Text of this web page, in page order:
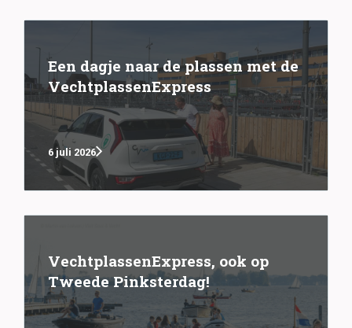
Een dagje naar de plassen met de
VechtplassenExpress
6 juli 2026
VechtplassenExpress, ook op
Tweede Pinksterdag!